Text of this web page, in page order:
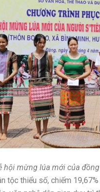
hội mừng lúa mới của đồng
tộc thiểu số, chiếm